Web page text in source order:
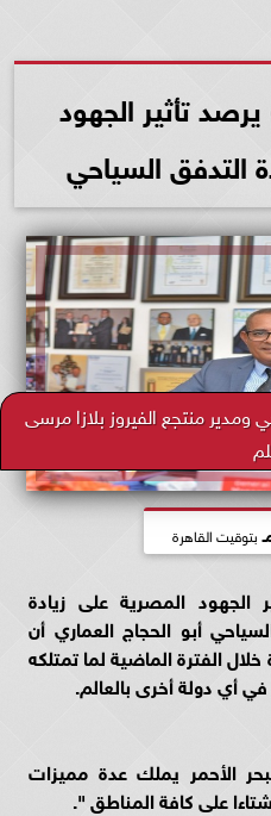
تأثير الجهود
التدفق السياحي
ومدير منتجع الفيروز بلازا مرسى
بتوقيت القاهرة
الجهود المصرية على زيادة
أبو الحجاج العماري أن
الفترة الماضية لما تمتلكه
في أي دولة أخرى بالعالم.
الأحمر يملك عدة مميزات
على كافة المناطق ".